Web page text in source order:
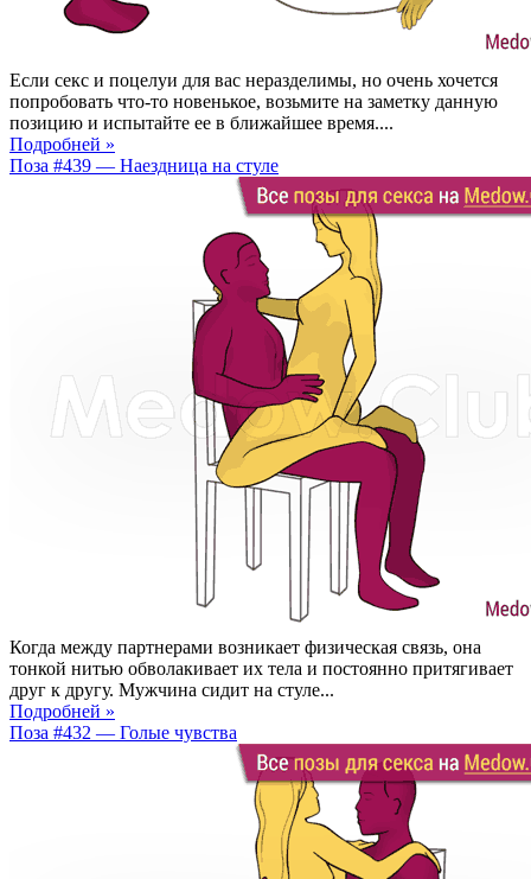
Если секс и поцелуи для вас неразделимы, но очень хочется
попробовать что-то новенькое, возьмите на заметку данную
позицию и испытайте ее в ближайшее время....
Подробней »
Поза #439 — Наездница на стуле
Когда между партнерами возникает физическая связь, она
тонкой нитью обволакивает их тела и постоянно притягивает
друг к другу. Мужчина сидит на стуле...
Подробней »
Поза #432 — Голые чувства